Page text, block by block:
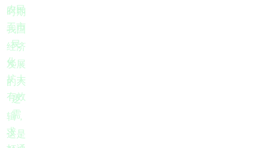
时期
我国
经济
发展
的大
逻
辑，
这是
农民
工市
民
化，
扩大
有效
需
求，